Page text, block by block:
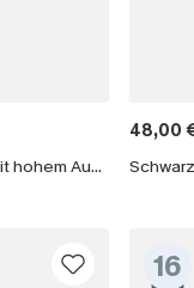
Schwarzer ärmelloser Jumpsuit mit hohem Ausschnitt
48,00
16
Datenschutzbestimmungen.